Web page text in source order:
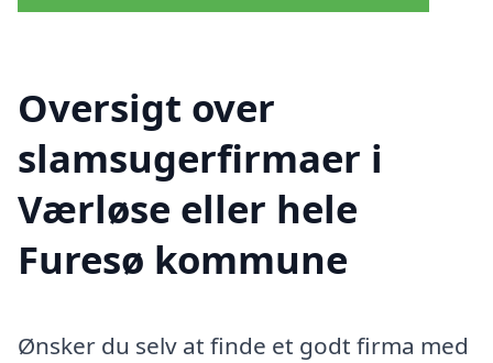
Oversigt over
slamsugerfirmaer i
Værløse eller hele
Furesø kommune
Ønsker du selv at finde et godt firma med